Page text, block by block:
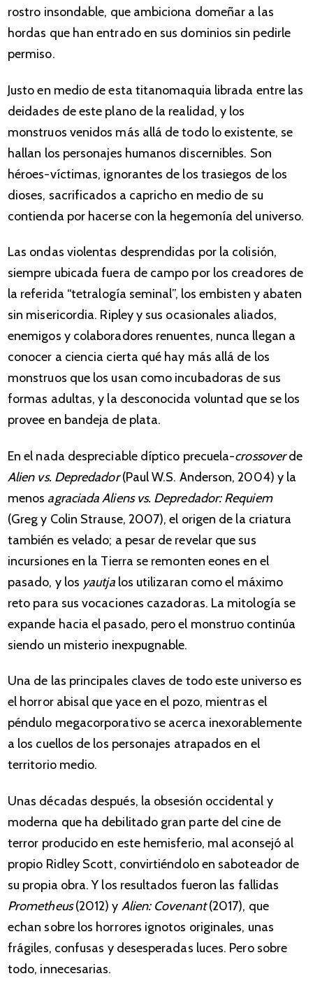
rostro insondable, que ambiciona domeñar a las
hordas que han entrado en sus dominios sin pedirle
permiso.
Justo en medio de esta titanomaquia librada entre las
deidades de este plano de la realidad, y los
monstruos venidos más allá de todo lo existente, se
hallan los personajes humanos discernibles. Son
héroes-víctimas, ignorantes de los trasiegos de los
dioses, sacrificados a capricho en medio de su
contienda por hacerse con la hegemonía del universo.
Las ondas violentas desprendidas por la colisión,
siempre ubicada fuera de campo por los creadores de
la referida “tetralogía seminal”, los embisten y abaten
sin misericordia. Ripley y sus ocasionales aliados,
enemigos y colaboradores renuentes, nunca llegan a
conocer a ciencia cierta qué hay más allá de los
monstruos que los usan como incubadoras de sus
formas adultas, y la desconocida voluntad que se los
provee en bandeja de plata.
En el nada despreciable díptico precuela-crossoverde
Alien vs. Depredador(Paul W.S. Anderson, 2004) y la
menos agraciada Aliens vs. Depredador: Requiem
(Greg y Colin Strause, 2007), el origen de la criatura
también es velado; a pesar de revelar que sus
incursiones en la Tierra se remonten eones en el
pasado, y los yautjalos utilizaran como el máximo
reto para sus vocaciones cazadoras. La mitología se
expande hacia el pasado, pero el monstruo continúa
siendo un misterio inexpugnable.
Una de las principales claves de todo este universo es
el horror abisal que yace en el pozo, mientras el
péndulo megacorporativo se acerca inexorablemente
a los cuellos de los personajes atrapados en el
territorio medio.
Unas décadas después, la obsesión occidental y
moderna que ha debilitado gran parte del cine de
terror producido en este hemisferio, mal aconsejó al
propio Ridley Scott, convirtiéndolo en saboteador de
su propia obra. Y los resultados fueron las fallidas
Prometheus(2012) y Alien: Covenant(2017), que
echan sobre los horrores ignotos originales, unas
frágiles, confusas y desesperadas luces. Pero sobre
todo, innecesarias.